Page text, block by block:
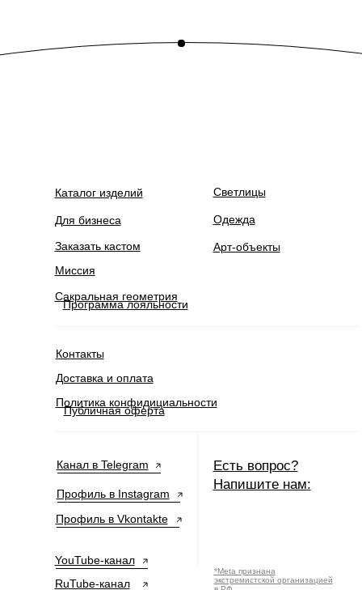
Каталог изделий
Для бизнеса
Сакральная геометрия
Программа лояльности
Одежда
Политика конфидициальности
Публичная оферта
Доставка и оплата
Миссия
Арт-объекты
Заказать кастом
Контакты
Профиль в Instagram
Профиль в Vkontakte
*Meta признана
экстремистской организацией
Есть вопрос?
Напишите нам:
Канал в Telegram
RuTube-канал
YouTube-канал
Светлицы